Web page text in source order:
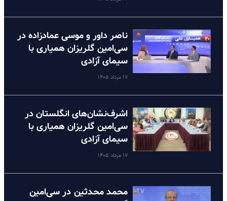
ناصر داور و موسی عمادزاده در
سی‌امین گلریزان همیاری با
سیمای آزادی
۱۷ مرداد ۱۴۰۵
اشرف‌نشان‌های انگلستان در
سی‌امین گلریزان همیاری با
سیمای آزادی
۱۷ مرداد ۱۴۰۵
محمد محدثین در سی‌امین